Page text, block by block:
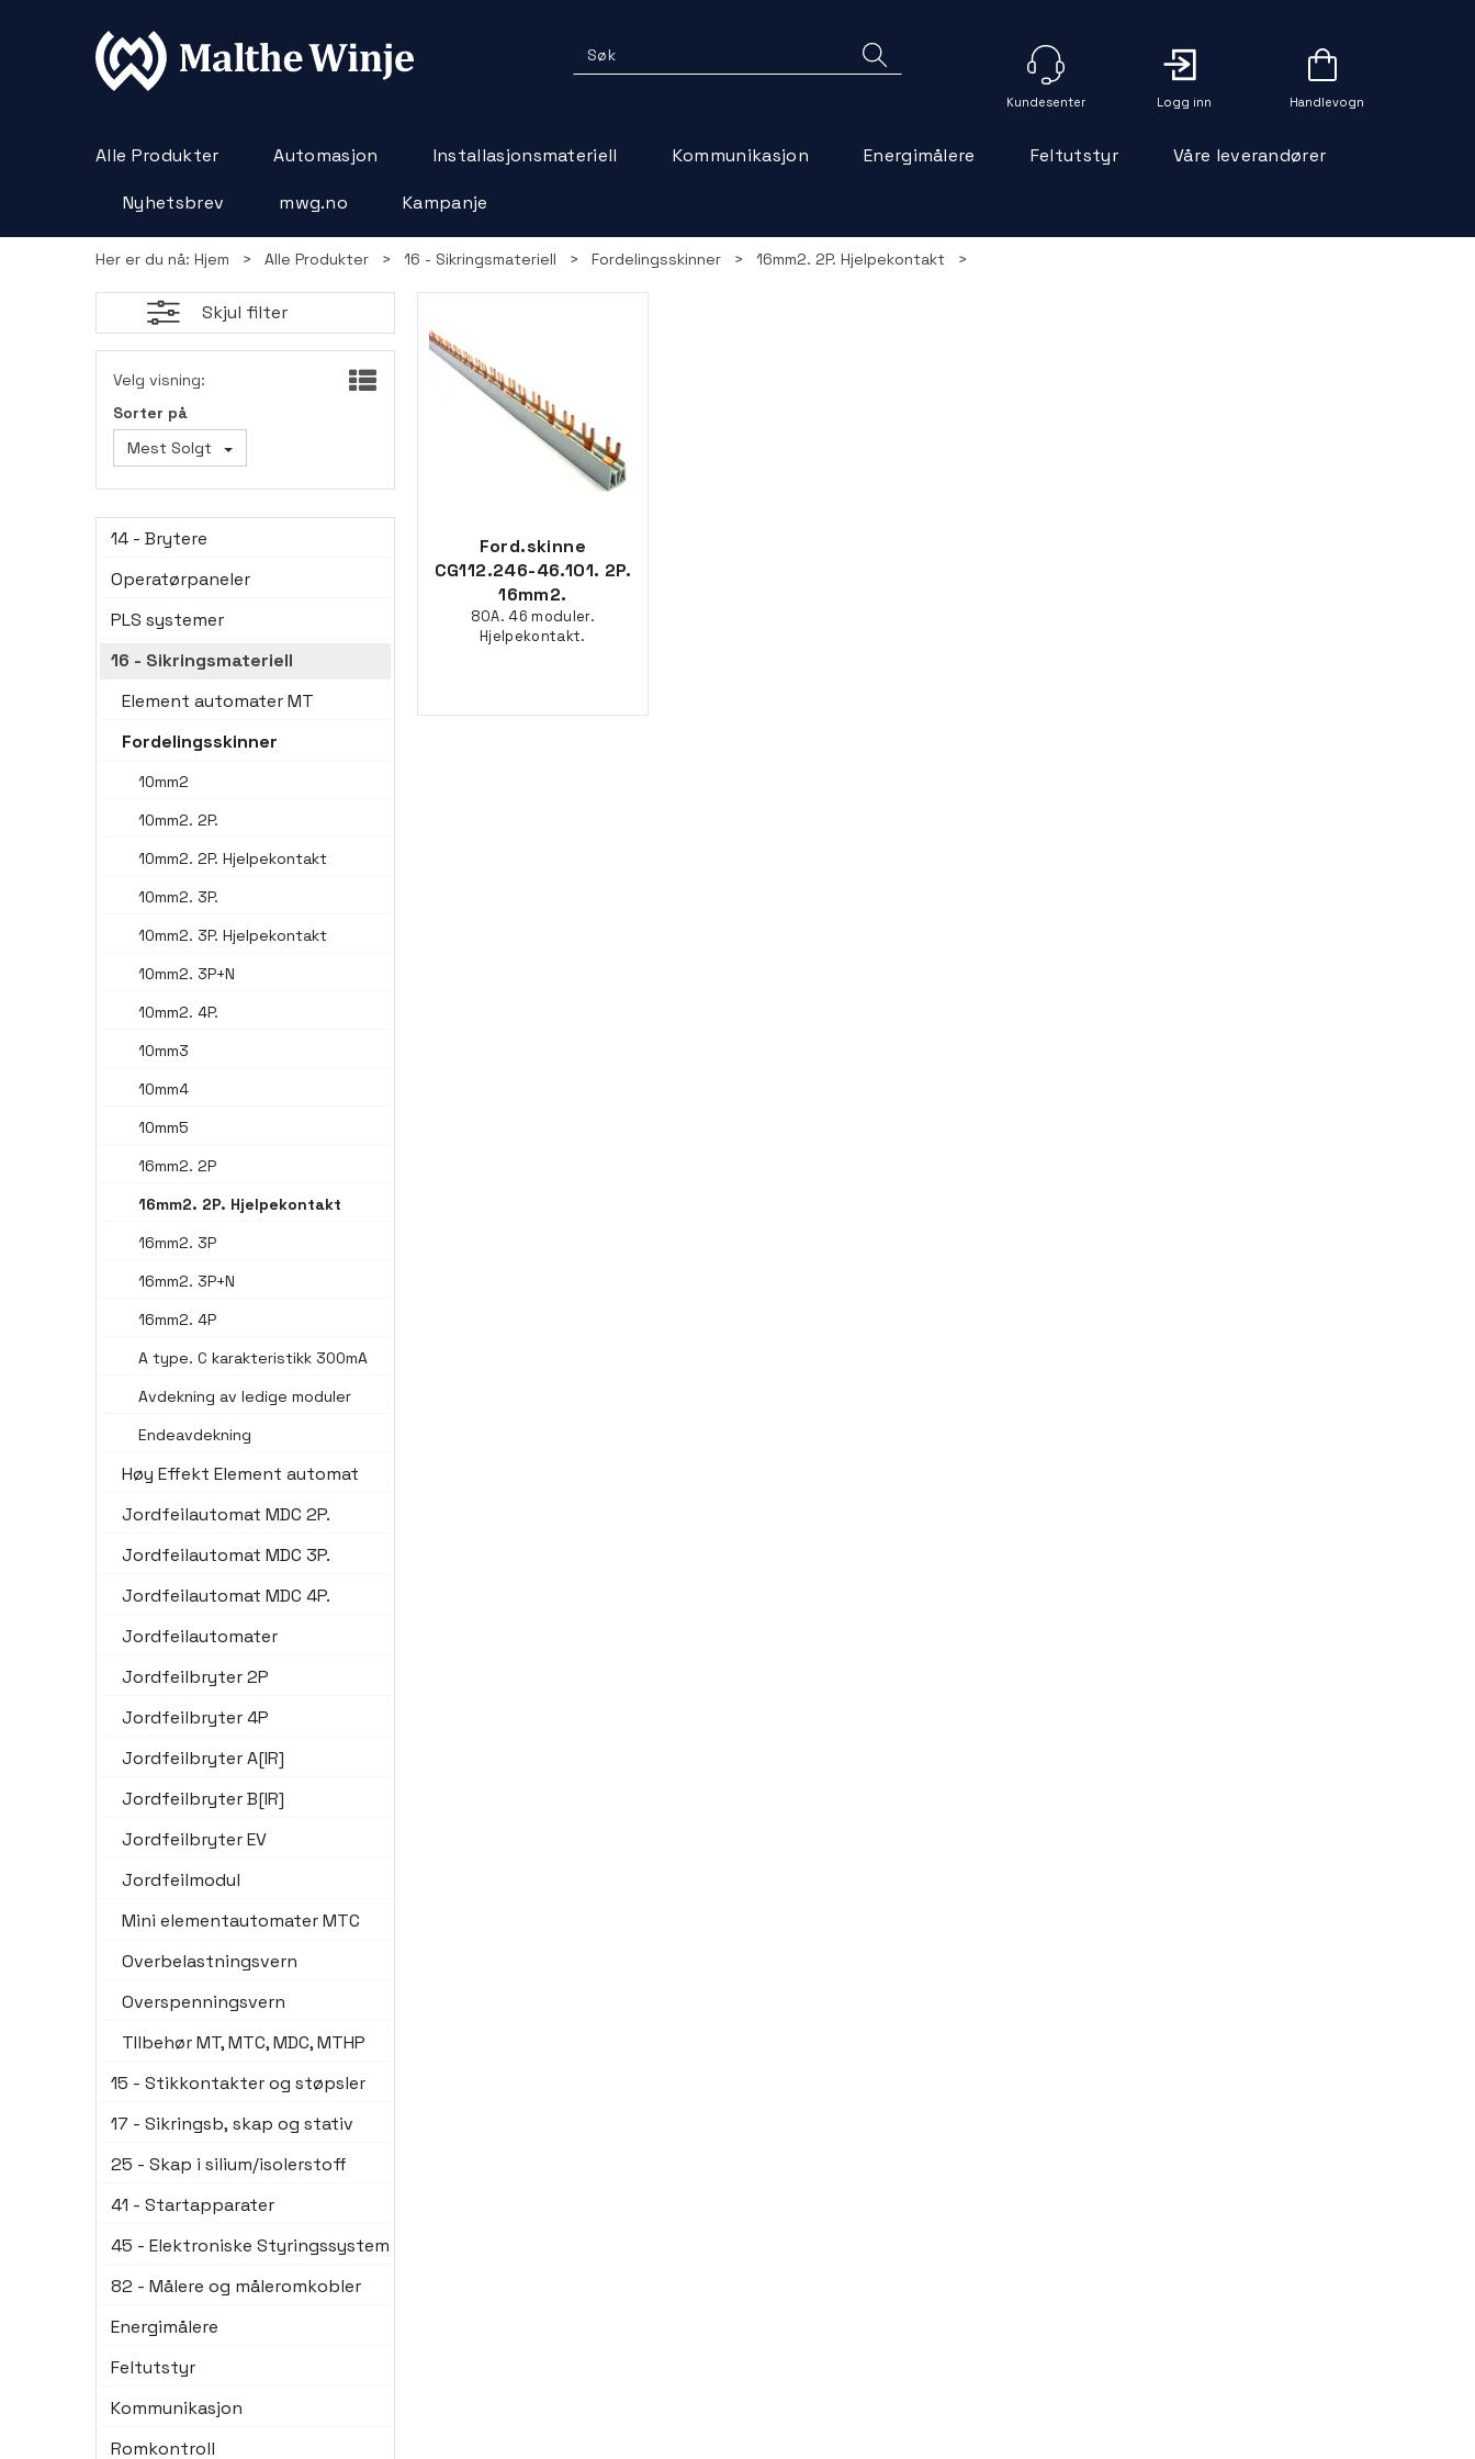
Logg inn Handlevogn
Alle Produkter Automasjon Installasjonsmateriell Kommunikasjon Energimålere Feltutstyr Våre leverandører
Nyhetsbrev mwg.no Kampanje
Her er du nå: Hjem > Alle Produkter > 16 - Sikringsmateriell > Fordelingsskinner > 16mm2. 2P. Hjelpekontakt >
Skjul filter
Velg visning:
Sorter på
Mest Solgt
14 - Brytere
Operatørpaneler
PLS systemer
16 - Sikringsmateriell
Element automater MT
Fordelingsskinner
10mm2
10mm2. 2P.
10mm2. 2P. Hjelpekontakt
10mm2. 3P.
10mm2. 3P. Hjelpekontakt
10mm2. 3P+N
10mm2. 4P.
10mm3
10mm4
10mm5
16mm2. 2P
16mm2. 2P. Hjelpekontakt
16mm2. 3P
16mm2. 3P+N
16mm2. 4P
A type. C karakteristikk 300mA
Avdekning av ledige moduler
Endeavdekning
Høy Effekt Element automat
Jordfeilautomat MDC 2P.
Jordfeilautomat MDC 3P.
Jordfeilautomat MDC 4P.
Jordfeilautomater
Jordfeilbryter 2P
Jordfeilbryter 4P
Jordfeilbryter A[IR]
Jordfeilbryter B[IR]
Jordfeilbryter EV
Jordfeilmodul
Mini elementautomater MTC
Overbelastningsvern
Overspenningsvern
TIlbehør MT, MTC, MDC, MTHP
15 - Stikkontakter og støpsler
17 - Sikringsb, skap og stativ
25 - Skap i silium/isolerstoff
41 - Startapparater
45 - Elektroniske Styringssystem
82 - Målere og måleromkobler
Energimålere
Feltutstyr
Kommunikasjon
Romkontroll
Ford.skinne
CG112.246-46.101. 2P.
16mm2.
80A. 46 moduler.
Hjelpekontakt.